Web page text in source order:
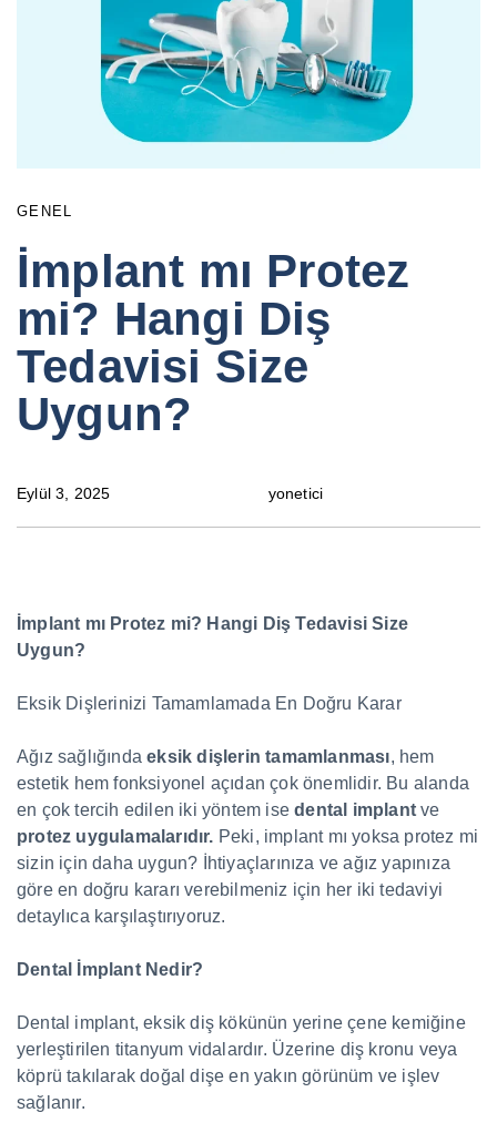
GENEL
İmplant mı Protez
mi? Hangi Diş
Tedavisi Size
Uygun?
yonetici
Eylül 3, 2025
İmplant mı Protez mi? Hangi Diş Tedavisi Size
Uygun?
Eksik Dişlerinizi Tamamlamada En Doğru Karar
Ağız sağlığındaeksik dişlerin tamamlanması, hem
estetik hem fonksiyonel açıdan çok önemlidir. Bu alanda
en çok tercih edilen iki yöntem isedental implant ve
protez uygulamalarıdır. Peki, implant mı yoksa protez mi
sizin için daha uygun? İhtiyaçlarınıza ve ağız yapınıza
göre en doğru kararı verebilmeniz için her iki tedaviyi
detaylıca karşılaştırıyoruz.
Dental İmplant Nedir?
Dental implant, eksik diş kökünün yerine çene kemiğine
yerleştirilen titanyum vidalardır. Üzerine diş kronu veya
köprü takılarak doğal dişe en yakın görünüm ve işlev
sağlanır.